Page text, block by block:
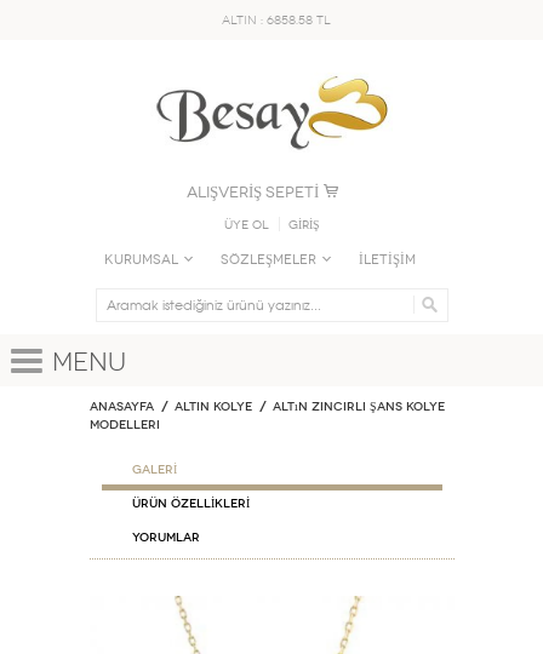
ALTIN : 6858.58 TL
ALIŞVERİŞ SEPETİ
Üye Ol GİRİŞ
KURUMSAL SÖZLEŞMELER İLETİŞİM
Menu
Anasayfa ALTIN KOLYE
Altın Zincirli Şans Kolye
Modelleri
GALERİ
ÜRÜN ÖZELLİKLERİ
Yorumlar